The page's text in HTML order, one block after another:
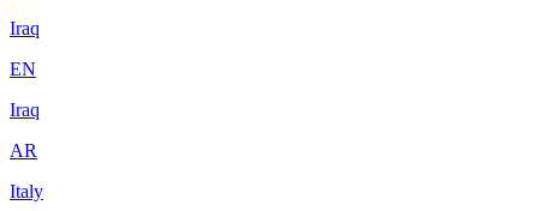
Iraq
EN
Iraq
AR
Italy